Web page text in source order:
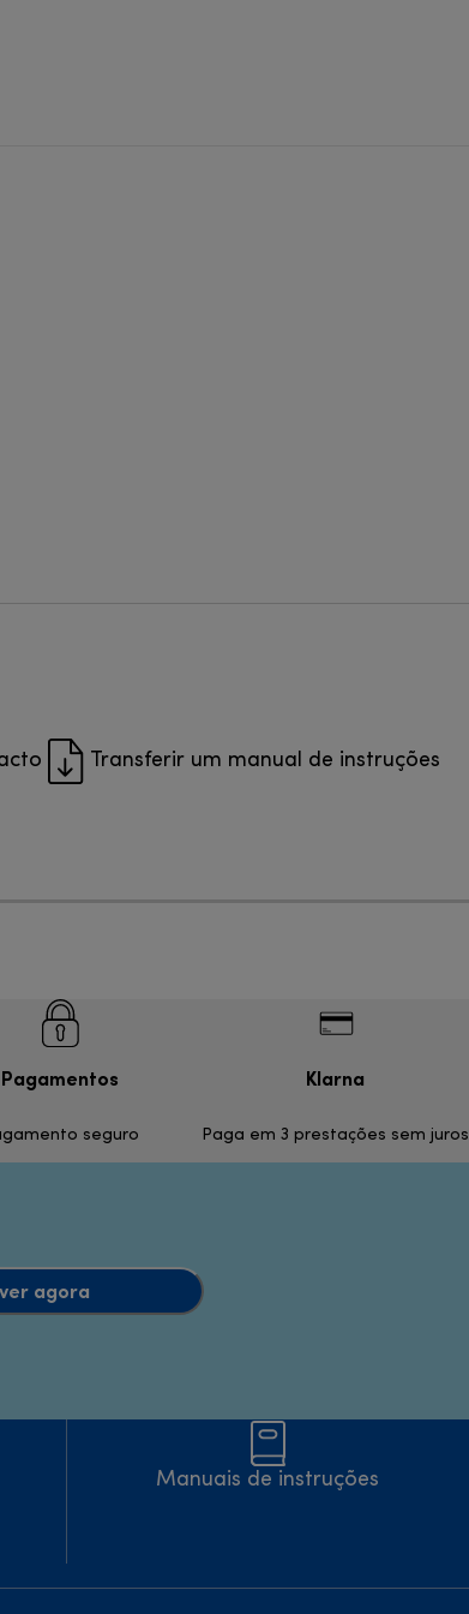
Transferir um manual de instruções
Pagamentos
seguro
Klarna
Paga em 3 prestações sem juros
agora
Manuais de instruções